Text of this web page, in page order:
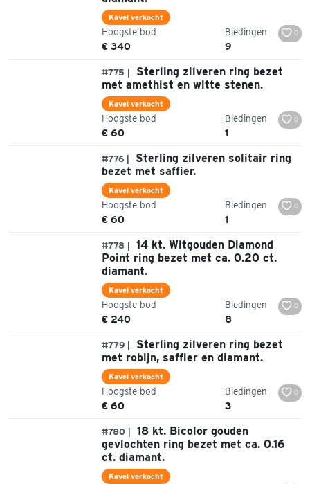
Kavel verkocht
Hoogste bod
€ 340
Biedingen
9
0
#775 |
Sterling zilveren ring bezet
met amethist en witte stenen.
Kavel verkocht
Hoogste bod
€ 60
Biedingen
1
0
#776 |
Sterling zilveren solitair ring
bezet met saffier.
Kavel verkocht
Hoogste bod
€ 60
Biedingen
1
0
#778 |
14 kt. Witgouden Diamond
Point ring bezet met ca. 0.20 ct.
diamant.
Kavel verkocht
Hoogste bod
€ 240
Biedingen
8
0
#779 |
Sterling zilveren ring bezet
met robijn, saffier en diamant.
Kavel verkocht
Hoogste bod
€ 60
Biedingen
3
0
#780 |
18 kt. Bicolor gouden
gevlochten ring bezet met ca. 0.16
ct. diamant.
Kavel verkocht